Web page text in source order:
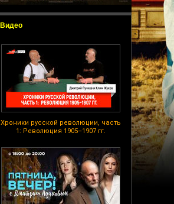
Видео
Хроники русской революции, часть
1: Революция 1905–1907 гг.